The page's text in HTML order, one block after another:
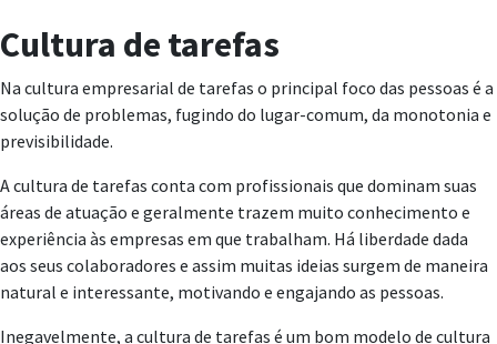
Cultura de tarefas
Na cultura empresarial de tarefas o principal foco das pessoas é a
solução de problemas, fugindo do lugar-comum, da monotonia e
previsibilidade.
A cultura de tarefas conta com profissionais que dominam suas
áreas de atuação e geralmente trazem muito conhecimento e
experiência às empresas em que trabalham. Há liberdade dada
aos seus colaboradores e assim muitas ideias surgem de maneira
natural e interessante, motivando e engajando as pessoas.
Inegavelmente, a cultura de tarefas é um bom modelo de cultura